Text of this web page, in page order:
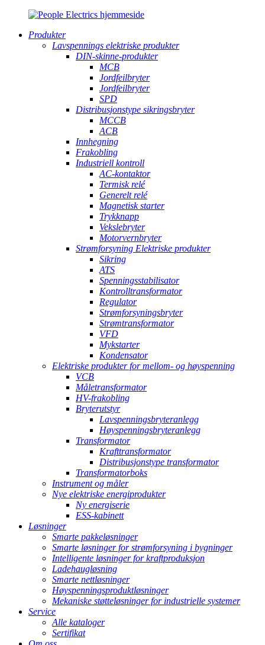
Produkter
Lavspennings elektriske produkter
DIN-skinne-produkter
MCB
Jordfeilbryter
Jordfeilbryter
SPD
Distribusjonstype sikringsbryter
MCCB
ACB
Innhegning
Frakobling
Industriell kontroll
AC-kontaktor
Termisk relé
Generelt relé
Magnetisk starter
Trykknapp
Vekslebryter
Motorvernbryter
Strømforsyning Elektriske produkter
Sikring
ATS
Spenningsstabilisator
Kontrolltransformator
Regulator
Strømforsyningsbryter
Strømtransformator
VFD
Mykstarter
Kondensator
Elektriske produkter for mellom- og høyspenning
VCB
Måletransformator
HV-frakobling
Bryterutstyr
Lavspenningsbryteranlegg
Høyspenningsbryteranlegg
Transformator
Krafttransformator
Distribusjonstype transformator
Transformatorboks
Instrument og måler
Nye elektriske energiprodukter
Ny energiserie
ESS-kabinett
Løsninger
Smarte pakkeløsninger
Smarte løsninger for strømforsyning i bygninger
Intelligente løsninger for kraftproduksjon
Ladehaugløsning
Smarte nettløsninger
Høyspenningsproduktløsninger
Mekaniske støtteløsninger for industrielle systemer
Service
Alle kataloger
Sertifikat